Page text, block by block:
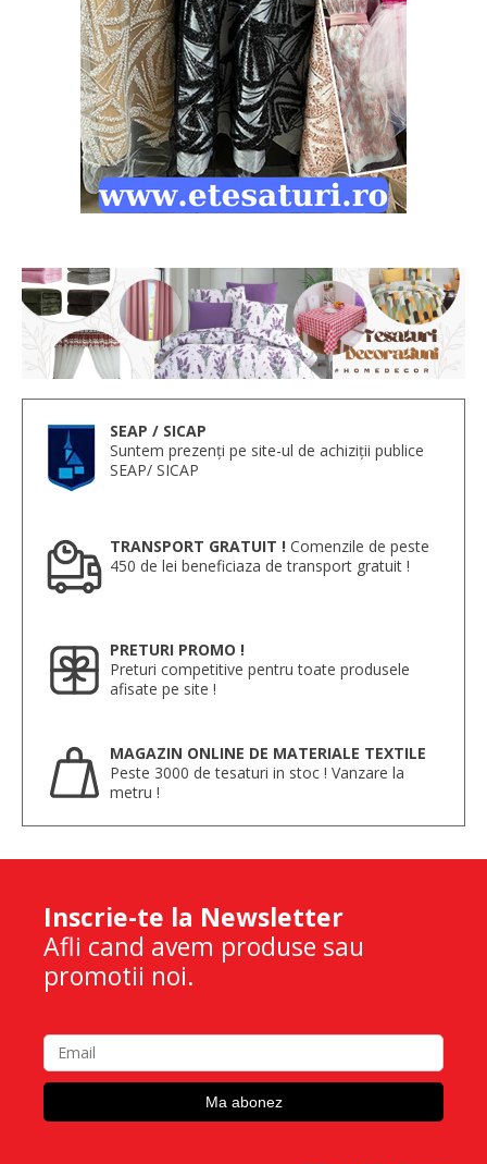
SEAP / SICAP
Suntem prezenți pe site-ul de achiziții publice
SEAP/ SICAP
TRANSPORT GRATUIT ! Comenzile de peste
450 de lei beneficiaza de transport gratuit !
PRETURI PROMO !
Preturi competitive pentru toate produsele
afisate pe site !
MAGAZIN ONLINE DE MATERIALE TEXTILE
Peste 3000 de tesaturi in stoc ! Vanzare la
metru !
Inscrie-te la Newsletter
Afli cand avem produse sau
promotii noi.